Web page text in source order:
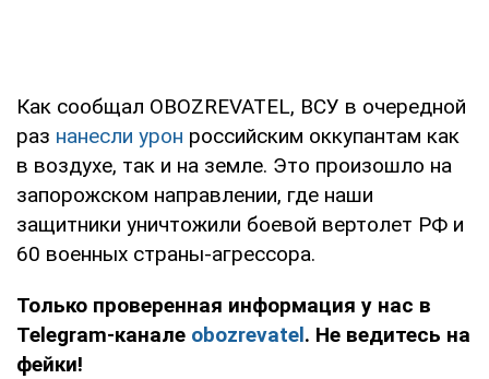
Как сообщал OBOZREVATEL, ВСУ в очередной
раз нанесли урон российским оккупантам как
в воздухе, так и на земле. Это произошло на
запорожском направлении, где наши
защитники уничтожили боевой вертолет РФ и
60 военных страны-агрессора.
Только проверенная информация у нас в
Telegram-канале obozrevatel. Не ведитесь на
фейки!